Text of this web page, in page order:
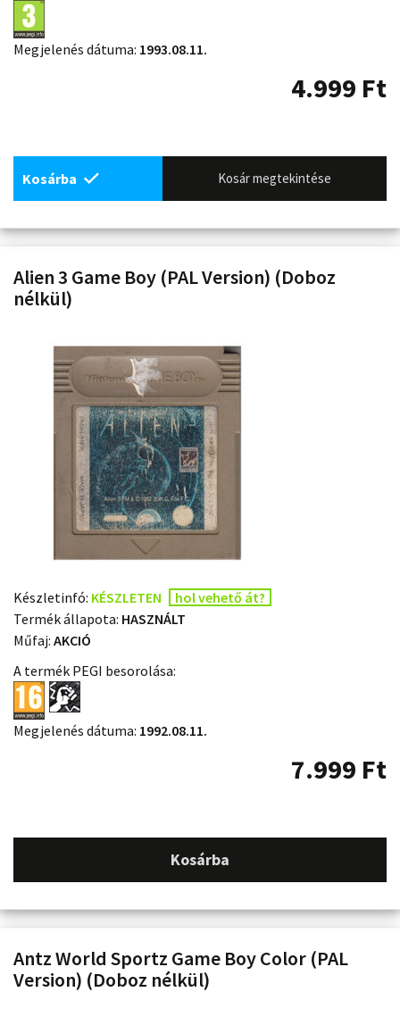
Megjelenés dátuma: 1993.08.11.
4.999 Ft
Kosárba Kosár megtekintése
Alien 3 Game Boy (PAL Version) (Doboz
nélkül)
Készletinfó: KÉSZLETEN
hol vehető át?
Termék állapota: HASZNÁLT
Műfaj: AKCIÓ
A termék PEGI besorolása:
Megjelenés dátuma: 1992.08.11.
7.999 Ft
Kosárba
Antz World Sportz Game Boy Color (PAL
Version) (Doboz nélkül)